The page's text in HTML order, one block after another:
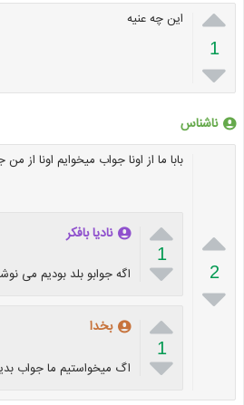

1

این چه عنیه
ناشناس

2

بابا ما از اونا جواب میخوایم اونا

1

نادیا بافکر
اگه جوابو بلد بودیم می

1

بخدا
اگ میخواستیم ما جواب